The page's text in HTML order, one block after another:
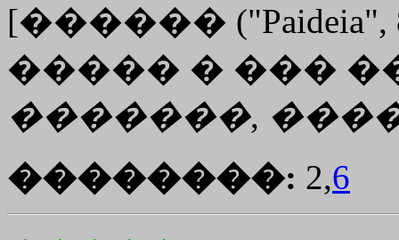
[������ ("Paideia",
����� � ���
�������,
��������: 2,6